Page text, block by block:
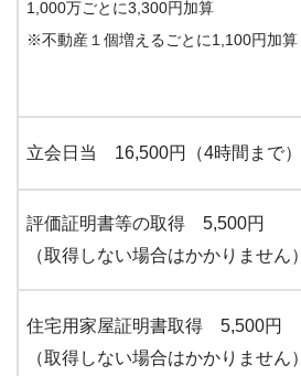
1,000万ごとに3,300円加算
※不動産１個増えるごとに1,100円加算
立会日当 16,500円（4時間まで）
評価証明書等の取得 5,500円
（取得しない場合はかかりません）
住宅用家屋証明書取得 5,500円
（取得しない場合はかかりません）